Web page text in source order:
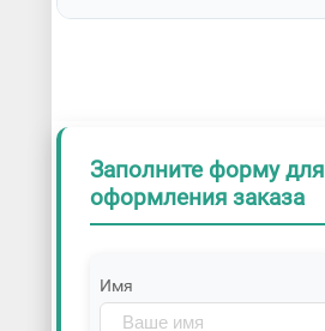
Заполните форму для
оформления заказа
Имя